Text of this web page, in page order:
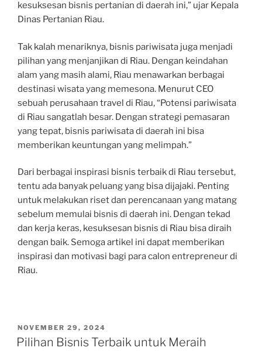
kesuksesan bisnis pertanian di daerah ini,” ujar Kepala
Dinas Pertanian Riau.
Tak kalah menariknya, bisnis pariwisata juga menjadi
pilihan yang menjanjikan di Riau. Dengan keindahan
alam yang masih alami, Riau menawarkan berbagai
destinasi wisata yang memesona. Menurut CEO
sebuah perusahaan travel di Riau, “Potensi pariwisata
di Riau sangatlah besar. Dengan strategi pemasaran
yang tepat, bisnis pariwisata di daerah ini bisa
memberikan keuntungan yang melimpah.”
Dari berbagai inspirasi bisnis terbaik di Riau tersebut,
tentu ada banyak peluang yang bisa dijajaki. Penting
untuk melakukan riset dan perencanaan yang matang
sebelum memulai bisnis di daerah ini. Dengan tekad
dan kerja keras, kesuksesan bisnis di Riau bisa diraih
dengan baik. Semoga artikel ini dapat memberikan
inspirasi dan motivasi bagi para calon entrepreneur di
Riau.
POSTED
ON
NOVEMBER 29, 2024
Pilihan Bisnis Terbaik untuk Meraih